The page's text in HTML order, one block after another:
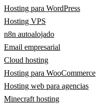
Hosting para WordPress
Hosting VPS
n8n autoalojado
Email empresarial
Cloud hosting
Hosting para WooCommerce
Hosting web para agencias
Minecraft hosting